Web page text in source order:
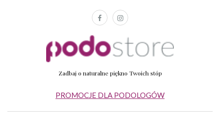
Zadbaj o naturalne piękno Twoich stóp
PROMOCJE DLA PODOLOGÓW